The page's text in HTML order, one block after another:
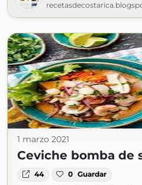
1 marzo 2021
Ceviche bomba de
44 0 Guardar